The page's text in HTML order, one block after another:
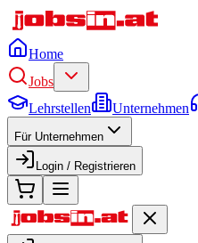
Home
Jobs
Lehrstellen
Unternehmen
Für Unternehmen
Login / Registrieren